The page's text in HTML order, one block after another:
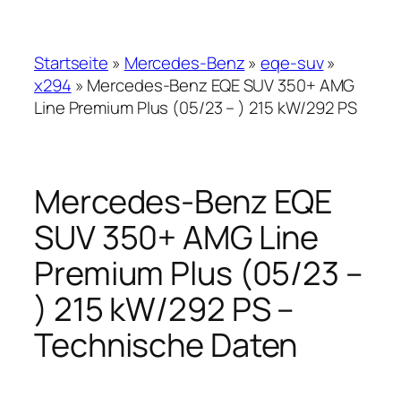
Startseite » Mercedes-Benz»eqe-suv»
x294 » Mercedes-Benz EQE SUV 350+ AMG
Line Premium Plus (05/23 – ) 215 kW/292 PS
Mercedes-Benz EQE
SUV 350+ AMG Line
Premium Plus (05/23 –
) 215 kW/292 PS –
Technische Daten